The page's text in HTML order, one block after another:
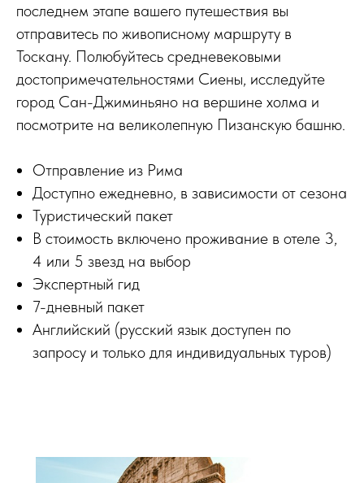
последнем этапе вашего путешествия вы
отправитесь по живописному маршруту в
Тоскану. Полюбуйтесь средневековыми
достопримечательностями Сиены, исследуйте
город Сан-Джиминьяно на вершине холма и
посмотрите на великолепную Пизанскую башню.
Отправление из Рима
Доступно ежедневно, в зависимости от сезона
Туристический пакет
В стоимость включено проживание в отеле 3,
4 или 5 звезд на выбор
Экспертный гид
7-дневный пакет
Английский (русский язык доступен по
запросу и только для индивидуальных туров)